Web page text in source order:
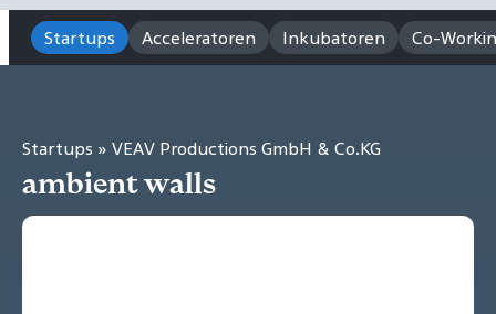
Startups Acceleratoren Inkubatoren Co-
Startups » VEAV Productions GmbH & Co.KG
ambient walls